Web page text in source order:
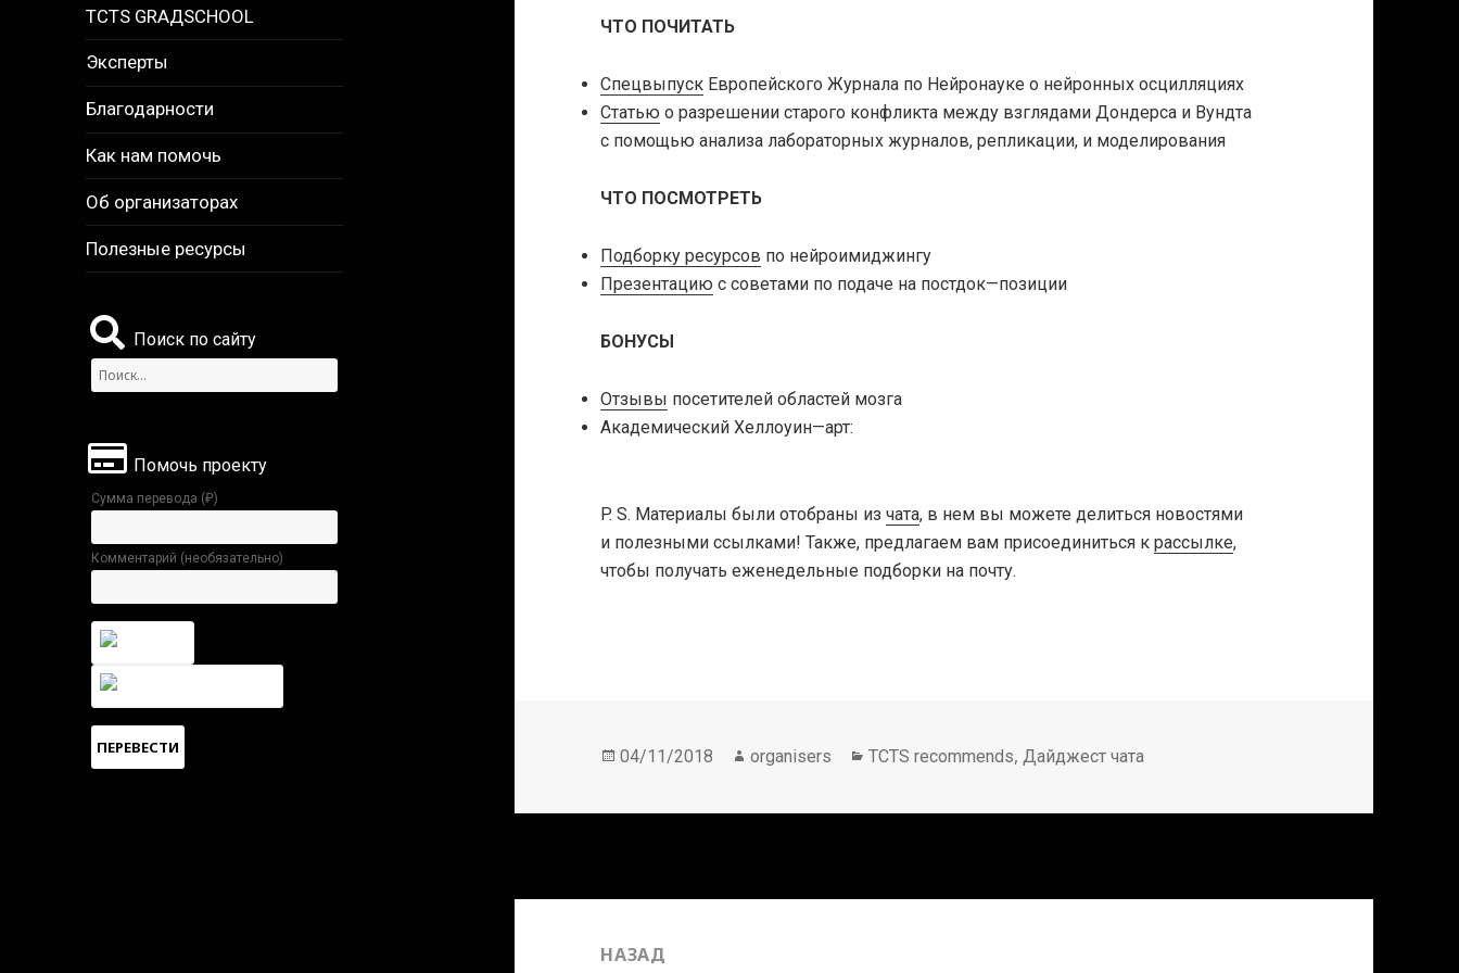
TCTS GRАДSCHOOL
Эксперты
Благодарности
Как нам помочь
Об организаторах
Полезные ресурсы
Поиск по сайту
Найти:
Помочь проекту
Сумма перевода (₽)
Комментарий (необязательно)
ЧТО ПОЧИТАТЬ
Спецвыпуск Европейского Журнала по Нейронауке о нейронных осцилляциях
Статью о разрешении старого конфликта между взглядами Дондерса и Вундта
с помощью анализа лабораторных журналов, репликации, и моделирования
ЧТО ПОСМОТРЕТЬ
Подборку ресурсов по нейроимиджингу
Презентацию с советами по подаче на постдок—позиции
БОНУСЫ
Отзывы посетителей областей мозга
Академический Хеллоуин—арт:
P. S. Материалы были отобраны изчата, в нем вы можете делиться новостями
и полезными ссылками! Также, предлагаем вам присоединиться крассылке,
чтобы получать еженедельные подборки на почту.
Опубликовано
04/11/2018 Автор
organisers Рубрики
TCTS recommends,Дайджест чата
НАЗАД